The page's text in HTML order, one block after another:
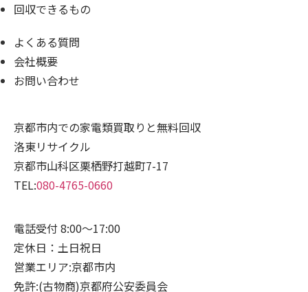
回収できるもの
よくある質問
会社概要
お問い合わせ
京都市内での家電類買取りと無料回収
洛東リサイクル
京都市山科区栗栖野打越町7-17
TEL:080-4765-0660
電話受付 8:00～17:00
定休日：土日祝日
営業エリア:京都市内
免許:(古物商)京都府公安委員会